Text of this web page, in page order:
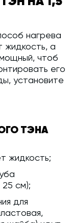
нагрева
жидкость, а
чтоб
его
установите
ТЭНА
жидкость;
см);
для